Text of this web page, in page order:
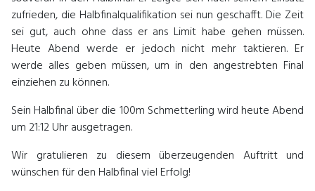
zufrieden, die Halbfinalqualifikation sei nun geschafft. Die Zeit
sei gut, auch ohne dass er ans Limit habe gehen müssen.
Heute Abend werde er jedoch nicht mehr taktieren. Er
werde alles geben müssen, um in den angestrebten Final
einziehen zu können.
Sein Halbfinal über die 100m Schmetterling wird heute Abend
um 21:12 Uhr ausgetragen.
Wir gratulieren zu diesem überzeugenden Auftritt und
wünschen für den Halbfinal viel Erfolg!